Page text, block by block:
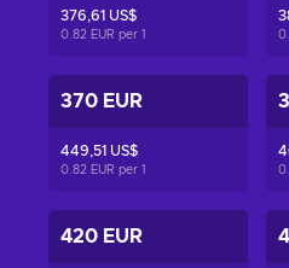
376,61 US$
0.82 EUR per 1
370 EUR
449,51 US$
0.82 EUR per 1
420 EUR